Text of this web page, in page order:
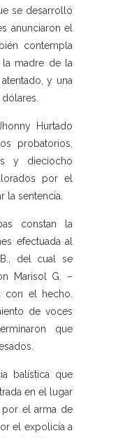
se desarrolló
anunciaron el
contempla
la madre de la
y una
Hurtado
probatorios,
y dieciocho
por el
la sentencia.
constan la
efectuada al
del cual se
Marisol G. –
con el hecho.
de voces
que
balística que
en el lugar
el arma de
el expolicía a